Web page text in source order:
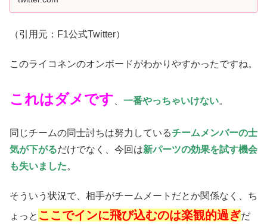
（引用元：F1公式Twitter）
このライコネンのオンボードがわかりやすかったですね。
これはダメです 一番やっちゃいけない。
同じチームの同士討ちは努力しているチームメンバーの士
気が下がるだけでなく、今回は新パーツの効果を試す機会
も失いました。
そういう状況で、相手がチームメートだとか関係なく、ち
ょっと ここでインに飛び込むのは楽観的過ぎだ